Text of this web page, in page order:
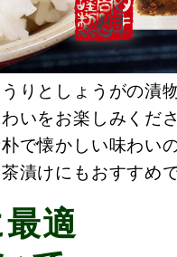
りとしょうがの漬
いをお楽しみくだ
で懐かしい味わいの
漬けにもおすすめで
適